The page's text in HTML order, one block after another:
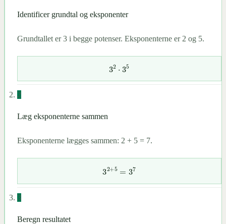
Identificer grundtal og eksponenter
Grundtallet er 3 i begge potenser. Eksponenterne er 2 og 5.
32⋅35
2
Læg eksponenterne sammen
Eksponenterne lægges sammen: 2 + 5 = 7.
32+5=37
3
Beregn resultatet